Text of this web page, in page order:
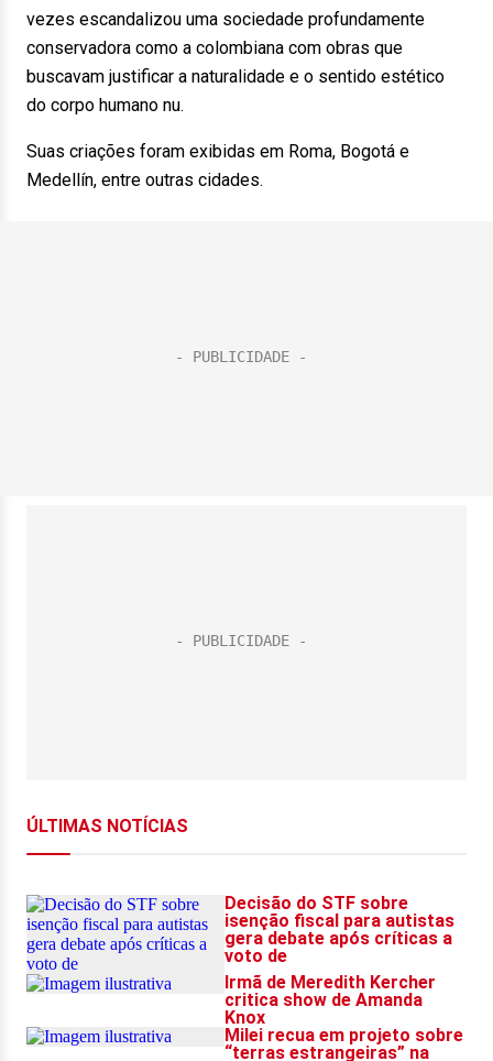
vezes escandalizou uma sociedade profundamente
conservadora como a colombiana com obras que
buscavam justificar a naturalidade e o sentido estético
do corpo humano nu.
Suas criações foram exibidas em Roma, Bogotá e
Medellín, entre outras cidades.